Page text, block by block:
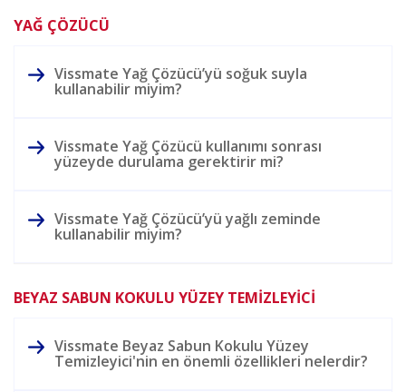
YAĞ ÇÖZÜCÜ
Vissmate Yağ Çözücü’yü soğuk suyla
kullanabilir miyim?
Vissmate Yağ Çözücü kullanımı sonrası
yüzeyde durulama gerektirir mi?
Vissmate Yağ Çözücü’yü yağlı zeminde
kullanabilir miyim?
BEYAZ SABUN KOKULU YÜZEY TEMİZLEYİCİ
Vissmate Beyaz Sabun Kokulu Yüzey
Temizleyici'nin en önemli özellikleri nelerdir?